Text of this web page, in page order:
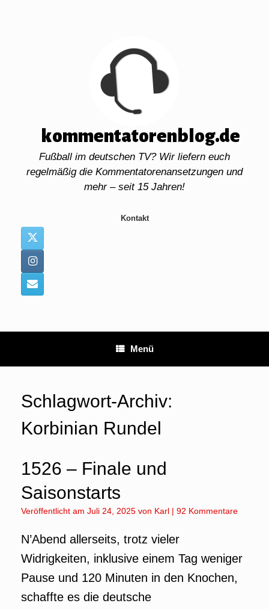
kommentatorenblog.de
Fußball im deutschen TV? Wir liefern euch
regelmäßig die Kommentatorenansetzungen und
mehr – seit 15 Jahren!
Kontakt
Menü
Schlagwort-Archiv:
Korbinian Rundel
1526 – Finale und
Saisonstarts
Veröffentlicht am Juli 24, 2025 von Karl | 92 Kommentare
N’Abend allerseits, trotz vieler
Widrigkeiten, inklusive einem Tag weniger
Pause und 120 Minuten in den Knochen,
schaffte es die deutsche